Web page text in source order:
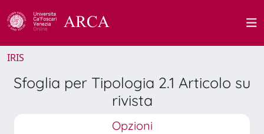
IRIS
Sfoglia per Tipologia 2.1 Articolo su
rivista
Opzioni